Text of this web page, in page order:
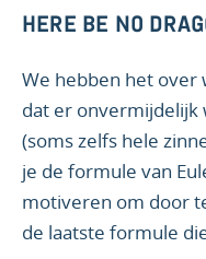
HERE BE NO
We hebben het over
dat er onvermijdelijk
(soms zelfs hele
je de formule van
motiveren om door
de laatste formule